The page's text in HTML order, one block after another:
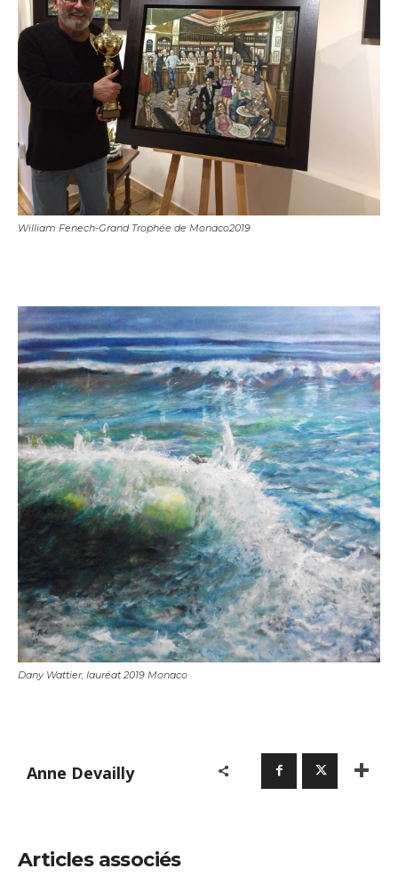
William Fenech-Grand Trophée de Monaco2019
Dany Wattier, lauréat 2019 Monaco
Anne Devailly
Articles associés